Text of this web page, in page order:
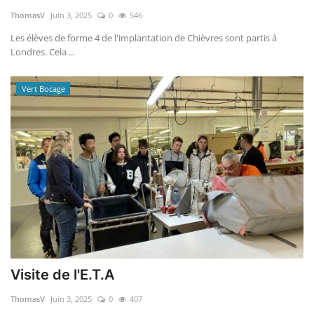
ThomasV Juin 3, 2025 0 546
Les élèves de forme 4 de l'implantation de Chièvres sont partis à
Londres. Cela ...
Vert Bocage
Visite de l'E.T.A
ThomasV Juin 3, 2025 0 407